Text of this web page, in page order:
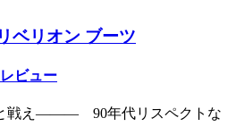
ベリオン ブーツ
レビュー
戦え――― 90年代リスペクトな